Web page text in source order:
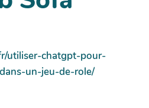
utiliser-chatgpt-pour-
un-jeu-de-role/